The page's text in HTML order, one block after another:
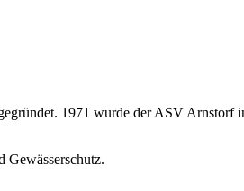
1971 wurde der ASV Arnstorf